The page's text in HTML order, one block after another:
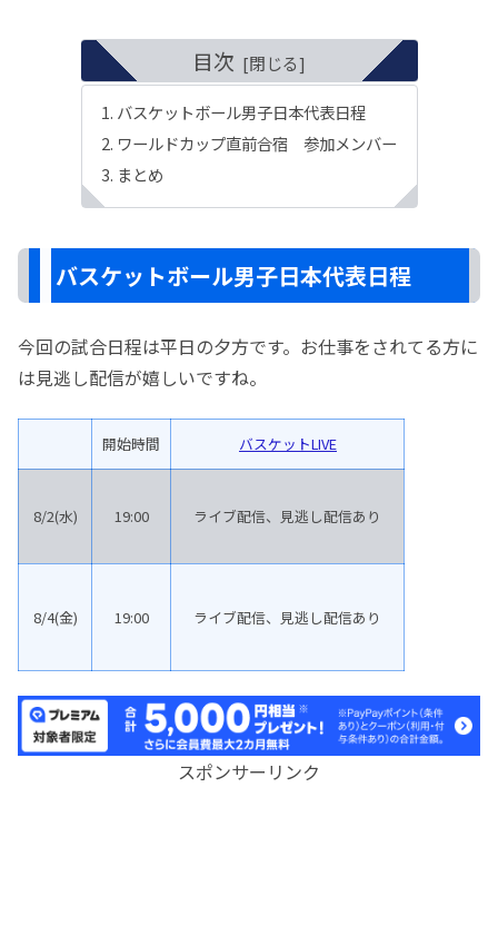
目次
バスケットボール男子日本代表日程
ワールドカップ直前合宿 参加メンバー
まとめ
バスケットボール男子日本代表日程
今回の試合日程は平日の夕方です。お仕事をされてる方に
は見逃し配信が嬉しいですね。
開始時間 バスケットLIVE
8/2(水) 19:00 ライブ配信、見逃し配信あり
8/4(金) 19:00 ライブ配信、見逃し配信あり
スポンサーリンク